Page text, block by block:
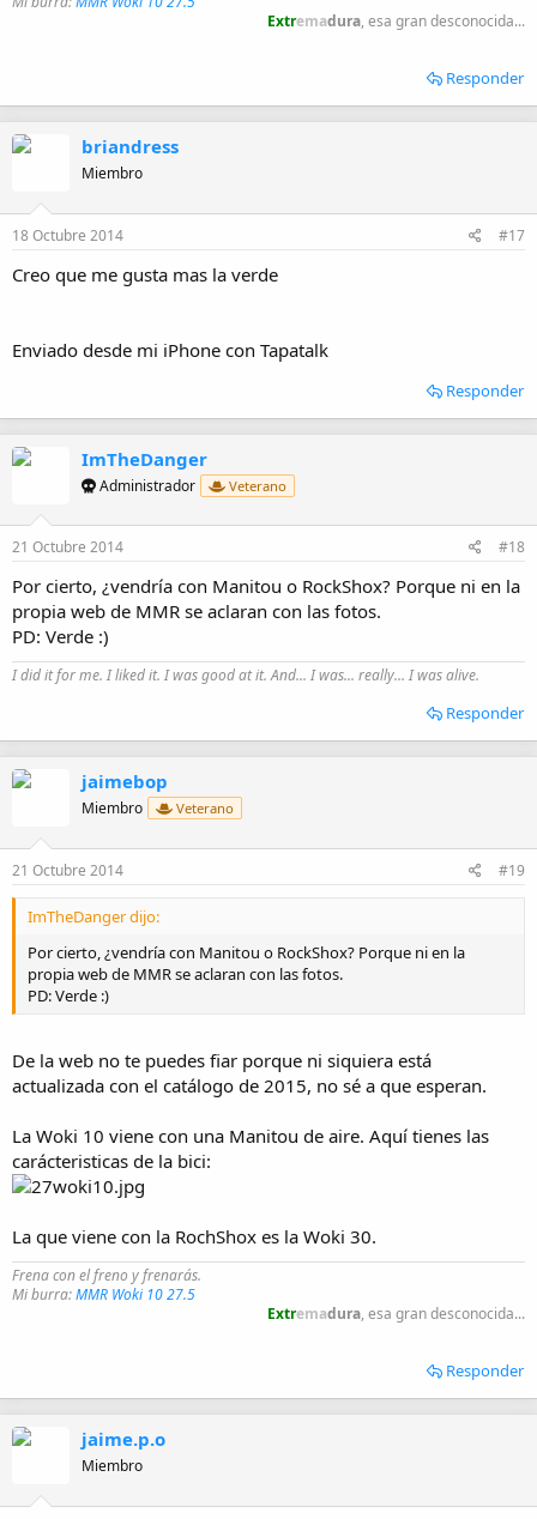
Extremadura, esa gran desconocida...
Responder
briandress
Miembro
18 Octubre 2014 #17
Creo que me gusta mas la verde
Enviado desde mi iPhone con Tapatalk
Responder
ImTheDanger
Administrador Veterano
21 Octubre 2014 #18
Por cierto, ¿vendría con Manitou o RockShox? Porque ni en la
propia web de MMR se aclaran con las fotos.
PD: Verde :)
I did it for me. I liked it. I was good at it. And... I was... really... I was alive.
Responder
jaimebop
Miembro Veterano
21 Octubre 2014 #19
ImTheDanger dijo:
Por cierto, ¿vendría con Manitou o RockShox? Porque ni en la
propia web de MMR se aclaran con las fotos.
PD: Verde :)
De la web no te puedes fiar porque ni siquiera está
actualizada con el catálogo de 2015, no sé a que esperan.
La Woki 10 viene con una Manitou de aire. Aquí tienes las
carácteristicas de la bici:
La que viene con la RochShox es la Woki 30.
Frena con el freno y frenarás.
Mi burra:MMR Woki 10 27.5
Extremadura, esa gran desconocida...
Responder
jaime.p.o
Miembro